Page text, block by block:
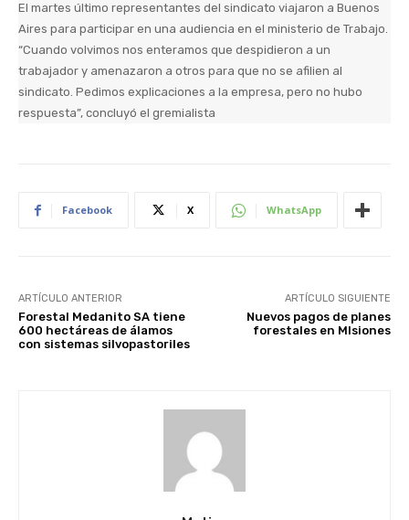
El martes último representantes del sindicato viajaron a Buenos
Aires para participar en una audiencia en el ministerio de Trabajo.
“Cuando volvimos nos enteramos que despidieron a un
trabajador y amenazaron a otros para que no se afilien al
sindicato. Pedimos explicaciones a la empresa, pero no hubo
respuesta”, concluyó el gremialista
Facebook X WhatsApp
ARTÍCULO ANTERIOR
Forestal Medanito SA tiene
600 hectáreas de álamos
con sistemas silvopastoriles
ARTÍCULO SIGUIENTE
Nuevos pagos de planes
forestales en MIsiones